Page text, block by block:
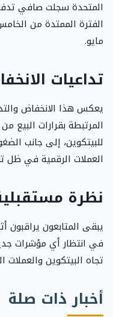
الفترة الممتدة من
مايو.
تداعيات
يعكس هذا الانخفاض
المرتبطة بقرارات البيع
للبيتكوين، إلى جانب
العملات الرقمية في ظل
نظرة
يبقى المتابعون يراقبون
في انتظار أي مؤشرات
تجاه البيتكوين والعملات
أخبار ذات صلة